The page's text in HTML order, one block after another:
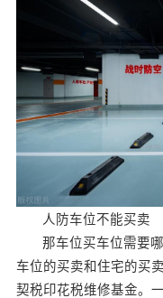
人防车位不能买卖
那车位买车位需要
车位的买卖和住宅的买
契税印花税维修基金。